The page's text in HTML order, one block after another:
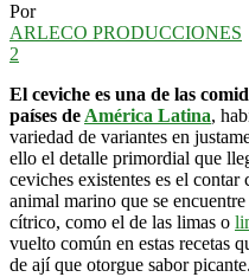
Por
ARLECO PRODUCCIONES
2
El ceviche es una de las
países de América Latina,
variedad de variantes en
ello el detalle primordial que
ceviches existentes es el
animal marino que se
cítrico, como el de las limas o
vuelto común en estas recetas
de ají que otorgue sabor picante.